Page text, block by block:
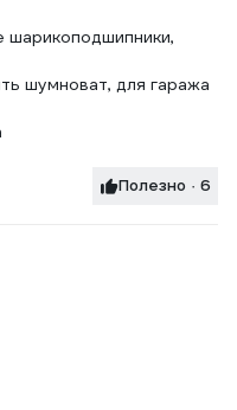
шумноват, для гаража
Полезно · 6